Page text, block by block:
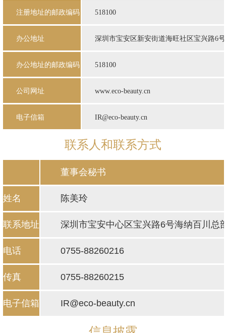
注册地址的邮政编码 518100
办公地址 深圳市宝安区新安街道海旺社区宝兴路6
办公地址的邮政编码 518100
公司网址 www.eco-beauty.cn
电子信箱 IR@eco-beauty.cn
联系人和联系方式
董事会秘书
姓名 陈美玲
联系地址 深圳市宝安中心区宝兴路6号海纳百川总
电话 0755-88260216
传真 0755-88260215
电子信箱 IR@eco-beauty.cn